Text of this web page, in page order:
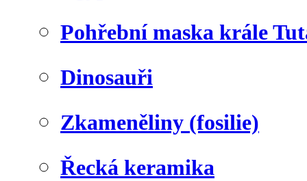
Pohřební maska krále
Dinosauři
Zkameněliny (fosilie)
Řecká keramika